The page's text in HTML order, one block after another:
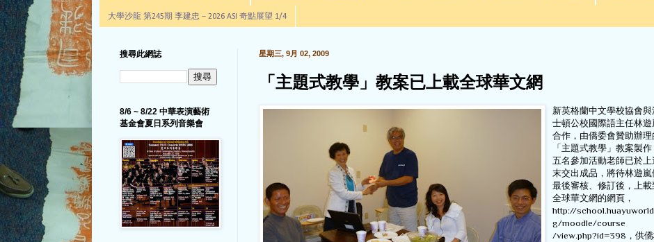
大學沙龍 第245期 李建忠－2026 ASI 奇點展望 1/4
星期三, 9月 02, 2009
「主題式教學」教案已上載全球華文網
新英格蘭中文學校協會與
士頓公校國際語主任林遊
合作，由僑委會贊助辦理
「主題式教學」教案製作
五名參加活動老師已於上
末交出成品，將待林遊嵐
最後審核、修訂後，上載
全球華文網的網頁，
http://
g/moodle/course
/view.php?id=398，供
搜尋此網誌
8/6 ~ 8/22 中華表演藝術
基金會夏日系列音樂會